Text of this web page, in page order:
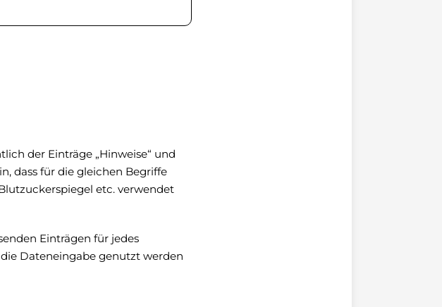
der Einträge „Hinweise“ und
dass für die gleichen Begriffe
etc. verwendet
Einträgen für jedes
Dateneingabe genutzt werden